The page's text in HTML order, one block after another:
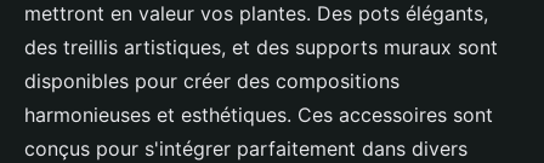
mettront en valeur vos plantes. Des pots élégants,
des treillis artistiques, et des supports muraux sont
disponibles pour créer des compositions
harmonieuses et esthétiques. Ces accessoires sont
conçus pour s'intégrer parfaitement dans divers